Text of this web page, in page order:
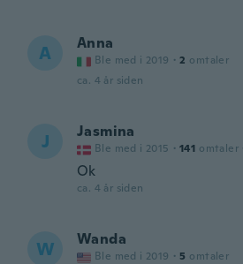
A Anna
Ble med i 2019 · 2 omtaler
ca. 4 år siden
J Jasmina
Ble med i 2015 · 141 omtaler
Ok
ca. 4 år siden
W Wanda
Ble med i 2019 · 5 omtaler